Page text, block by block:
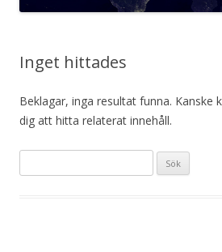
Inget hittades
Beklagar, inga resultat funna. Kanske
dig att hitta relaterat innehåll.
efter: